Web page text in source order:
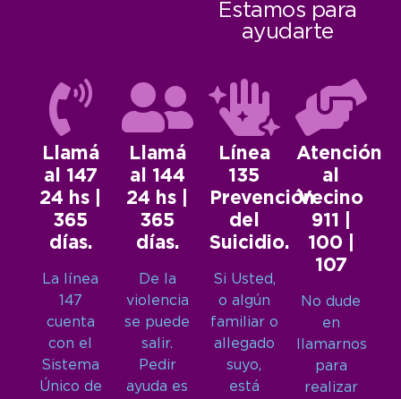
Estamos para
ayudarte
Llamá
al 147
24 hs |
365
días.
La línea
147
cuenta
con el
Sistema
Único de
Llamá
al 144
24 hs |
365
días.
De la
violencia
se puede
salir.
Pedir
ayuda es
Línea
135
Prevención
del
Suicidio.
Si Usted,
o algún
familiar o
allegado
suyo,
está
Atención
al
Vecino
911 |
100 |
107
No dude
en
llamarnos
para
realizar